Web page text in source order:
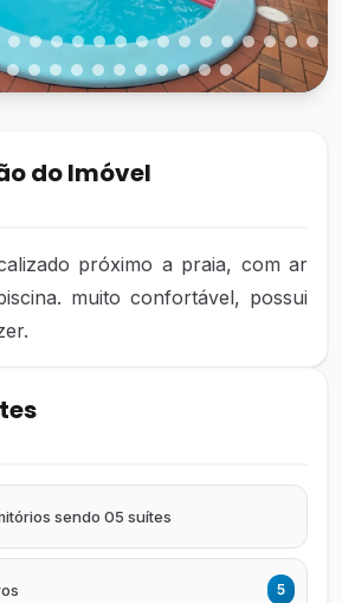
do Imóvel
próximo a praia, com ar
muito confortável, possui
sendo 05 suítes
5